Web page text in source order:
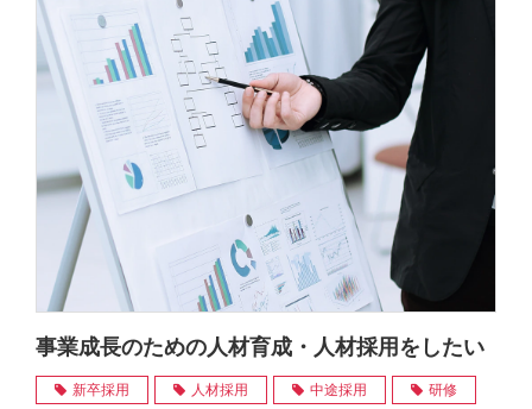
事業成長のための人材育成・人材採用をしたい
新卒採用 人材採用 中途採用 研修